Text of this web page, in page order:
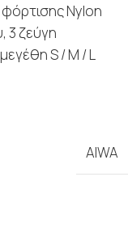
Nylon
3 ζεύγη
S / M / L
AIWA